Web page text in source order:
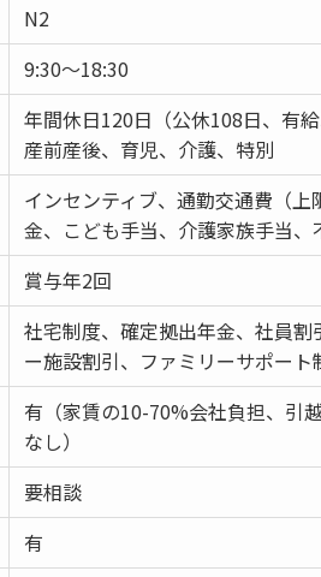
N2
9:30～18:30
年間休日120日（公休108日、有
産前産後、育児、介護、特別
インセンティブ、通勤交通費（
金、こども手当、介護家族手当、
賞与年2回
社宅制度、確定拠出年金、社員
ー施設割引、ファミリーサポート
有（家賃の10-70%会社負担、引
なし）
要相談
有